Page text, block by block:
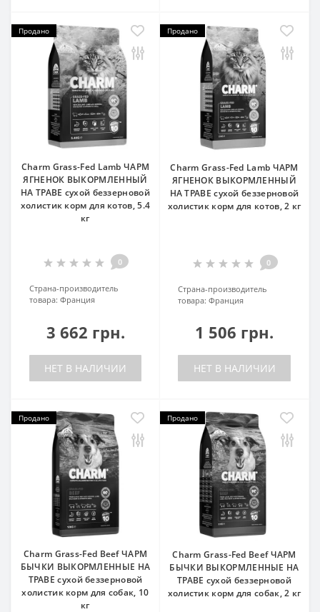
Продано
Charm Grass-Fed Lamb ЧАРМ
ЯГНЕНОК ВЫКОРМЛЕННЫЙ
НА ТРАВЕ сухой беззерновой
холистик корм для котов, 5.4
кг
0
Страна-производитель
товара: Франция
3 662 грн.
НЕТ В НАЛИЧИИ
Продано
Charm Grass-Fed Lamb ЧАРМ
ЯГНЕНОК ВЫКОРМЛЕННЫЙ
НА ТРАВЕ сухой беззерновой
холистик корм для котов, 2 кг
0
Страна-производитель
товара: Франция
1 506 грн.
НЕТ В НАЛИЧИИ
Продано
Charm Grass-Fed Beef ЧАРМ
БЫЧКИ ВЫКОРМЛЕННЫЕ НА
ТРАВЕ сухой беззерновой
холистик корм для собак, 10
кг
Продано
Charm Grass-Fed Beef ЧАРМ
БЫЧКИ ВЫКОРМЛЕННЫЕ НА
ТРАВЕ сухой беззерновой
холистик корм для собак, 2 кг